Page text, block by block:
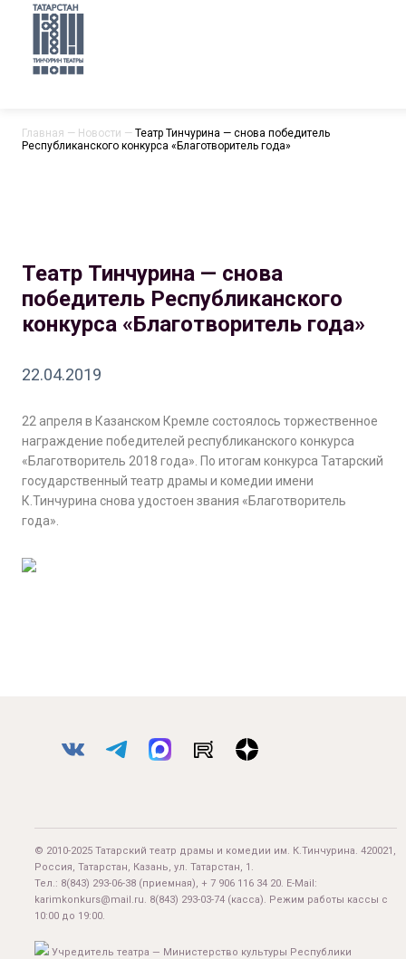
Главная — Новости — Театр Тинчурина — снова победитель
Республиканского конкурса «Благотворитель года»
Театр Тинчурина — снова
победитель Республиканского
конкурса «Благотворитель года»
22.04.2019
22 апреля в Казанском Кремле состоялось торжественное
награждение победителей республиканского конкурса
«Благотворитель 2018 года». По итогам конкурса Татарский
государственный театр драмы и комедии имени
К.Тинчурина снова удостоен звания «Благотворитель
года».
© 2010-2025 Татарский театр драмы и комедии им. К.Тинчурина. 420021,
Россия, Татарстан, Казань, ул. Татарстан, 1.
Тел.: 8(843) 293-06-38 (приемная), + 7 906 116 34 20. E-Mail:
karimkonkurs@mail.ru. 8(843) 293-03-74 (касса). Режим работы кассы с
10:00 до 19:00.
Учредитель театра — Министерство культуры Республики